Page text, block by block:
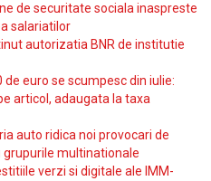
de securitate sociala inaspreste
salariatilor
autorizatia BNR de institutie
euro se scumpesc din iulie:
articol, adaugata la taxa
auto ridica noi provocari de
multinationale
verzi si digitale ale IMM-